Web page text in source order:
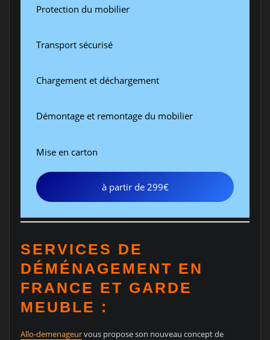
Protection du mobilier
Transport sécurisé
Chargement et déchargement
Démontage et remontage du mobilier
Mise en carton
à partir de 299€
SERVICES DE
DÉMÉNAGEMENT EN
FRANCE ET GARDE
MEUBLE :
Allo-demenageurvous propose son nouveau concept de